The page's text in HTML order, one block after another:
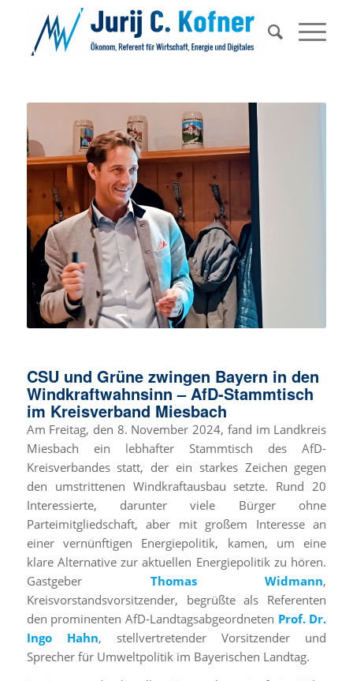
CSU und Grüne zwingen Bayern in den
Windkraftwahnsinn – AfD-Stammtisch
im Kreisverband Miesbach
Am Freitag, den 8. November 2024, fand im Landkreis
Miesbach ein lebhafter Stammtisch des AfD-
Kreisverbandes statt, der ein starkes Zeichen gegen
den umstrittenen Windkraftausbau setzte. Rund 20
Interessierte, darunter viele Bürger ohne
Parteimitgliedschaft, aber mit großem Interesse an
einer vernünftigen Energiepolitik, kamen, um eine
klare Alternative zur aktuellen Energiepolitik zu hören.
Gastgeber Thomas Widmann,
Kreisvorstandsvorsitzender, begrüßte als Referenten
den prominenten AfD-Landtagsabgeordneten Prof. Dr.
Ingo Hahn, stellvertretender Vorsitzender und
Sprecher für Umweltpolitik im Bayerischen Landtag.